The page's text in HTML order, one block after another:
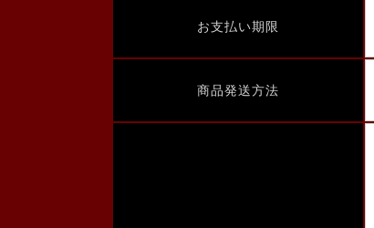
お支払い期限
商品発送方法